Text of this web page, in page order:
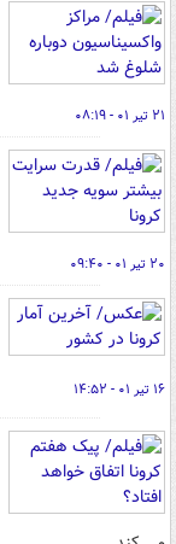
۲۱ تیر ۰۱ - ۰۸:۱۹
۲۰ تیر ۰۱ - ۰۹:۴۰
۱۶ تیر ۰۱ - ۱۴:۵۲